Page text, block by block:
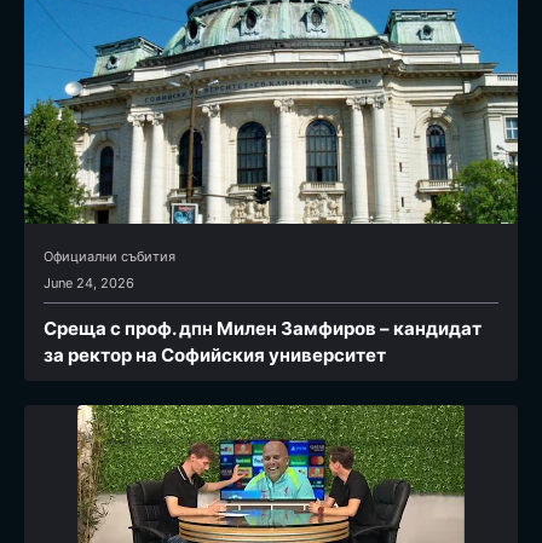
Официални събития
June 24, 2026
Среща с проф. дпн Милен Замфиров – кандидат
за ректор на Софийския университет